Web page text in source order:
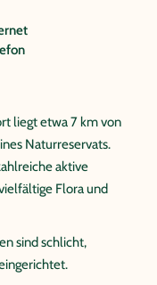
liegt etwa 7 km von
Naturreservats.
aktive
Flora und
sind schlicht,